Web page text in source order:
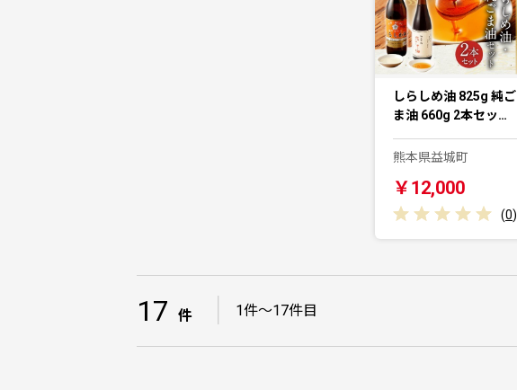
しらしめ油 825g 純ご
ま油 660g 2本セッ…
熊本県益城町
￥12,000
(0)
17 件 1件～17件目